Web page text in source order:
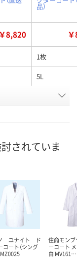
品）
￥8,820
1枚
5L
シングル
4006361
直送品
カ
されていま
ユナイト ド
コート（シング
住商モン
ーコート
白 MV161…